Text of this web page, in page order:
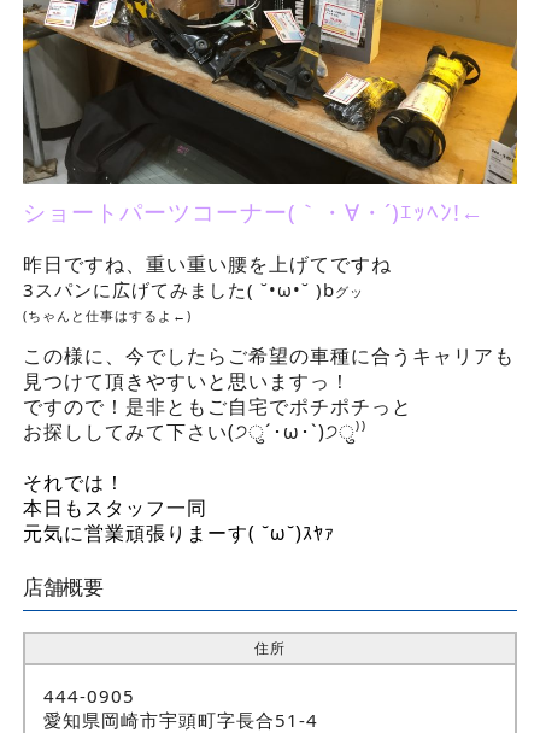
ショートパーツコーナー(｀・∀・´)ｴｯﾍﾝ!←
昨日ですね、重い重い腰を上げてですね
3スパンに広げてみました( ˘•ω•˘ )bグッ
(ちゃんと仕事はするよ←)
この様に、今でしたらご希望の車種に合うキャリアも
見つけて頂きやすいと思いますっ！
ですので！是非ともご自宅でポチポチっと
お探ししてみて下さい(੭ु´･ω･`)੭ु⁾⁾
それでは！
本日もスタッフ一同
元気に営業頑張りまーす( ˘ω˘)ｽﾔｧ
店舗概要
住所
444-0905
愛知県岡崎市宇頭町字長合51-4